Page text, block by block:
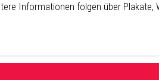
Informationen folgen über Plakate,